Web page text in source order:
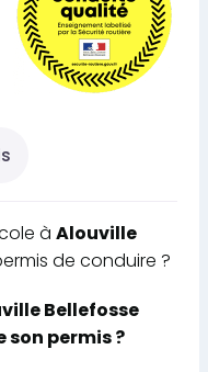
à Alouville
de conduire ?
Bellefosse
son permis ?